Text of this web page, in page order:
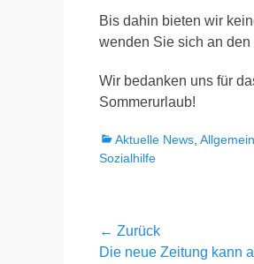
Bis dahin bieten wir
wenden Sie sich an den
Wir bedanken uns für
Sommerurlaub!
Kategorien
Aktuelle News, Allgemein
Sozialhilfe
← Zurück
Vorheriger
Die neue Zeitung kann